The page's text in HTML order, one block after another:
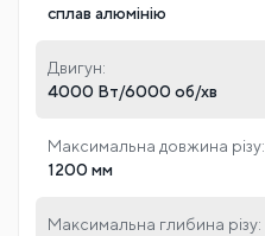
сплав алюмінію
Двигун:
4000 Вт/6000 об/хв
Максимальна довжина різу:
1200 мм
Максимальна глибина різу: